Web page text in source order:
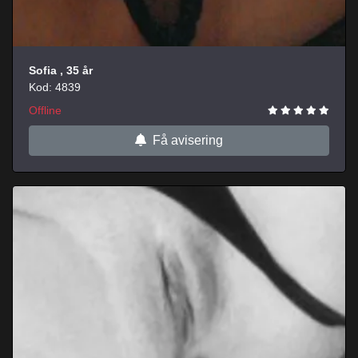
Sofia , 35 år
Kod: 4839
Offline
Få avisering